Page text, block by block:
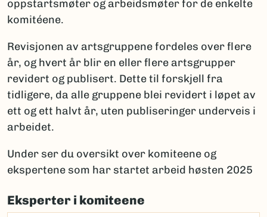
oppstartsmøter og arbeidsmøter for de enkelte
komitéene.
Revisjonen av artsgruppene fordeles over flere
år, og hvert år blir en eller flere artsgrupper
revidert og publisert. Dette til forskjell fra
tidligere, da alle gruppene blei revidert i løpet av
ett og ett halvt år, uten publiseringer underveis i
arbeidet.
Under ser du oversikt over komiteene og
ekspertene som har startet arbeid høsten 2025
Eksperter i komiteene